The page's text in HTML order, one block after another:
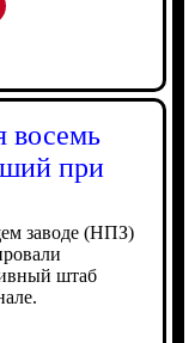
восемь
при
заводе (НПЗ)
штаб